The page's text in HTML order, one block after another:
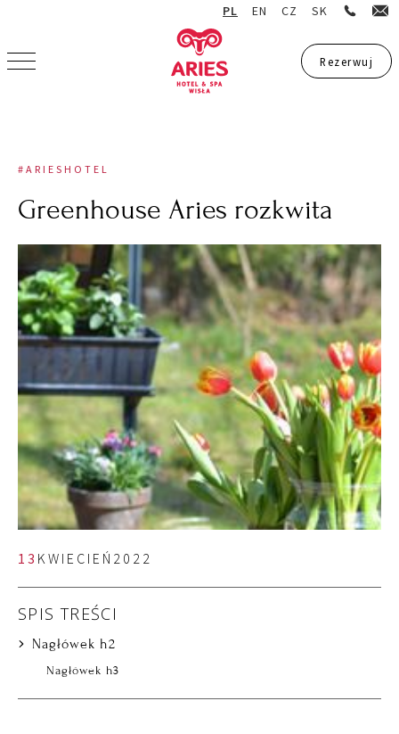
PL EN CZ SK
Rezerwuj
#ARIESHOTEL
Greenhouse Aries rozkwita
13 KWIECIEŃ 2022
SPIS TREŚCI
Nagłówek h2
Nagłówek h3